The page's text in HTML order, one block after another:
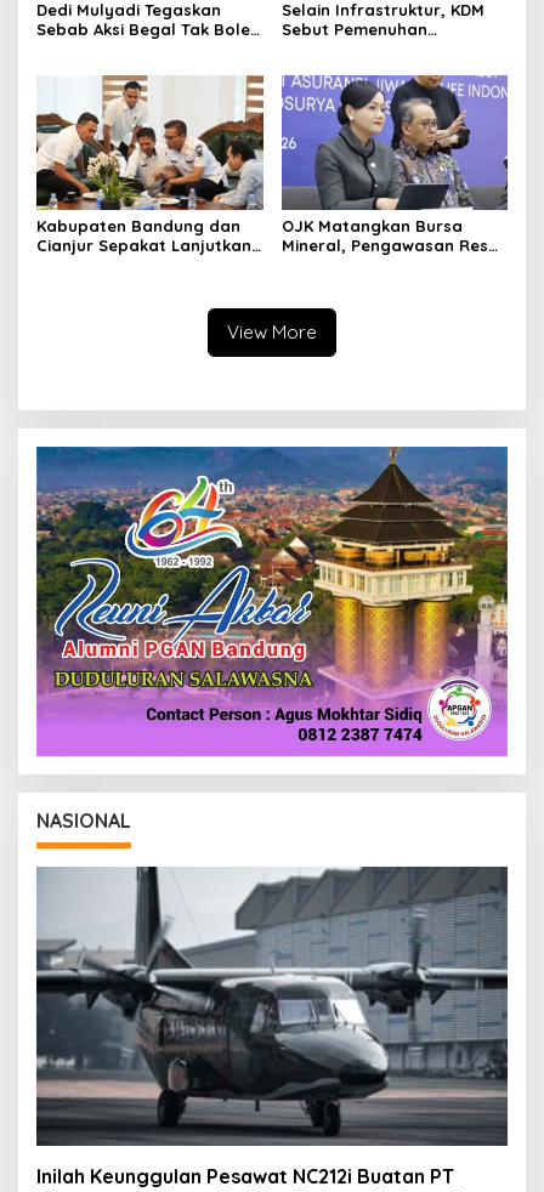
Dedi Mulyadi Tegaskan
Sebab Aksi Begal Tak Boleh
Selain Infrastruktur, KDM
Sebut Pemenuhan
APBD Jabar 2027
Kabupaten Bandung dan
Cianjur Sepakat Lanjutkan
OJK Matangkan Bursa
Mineral, Pengawasan Resmi
View More
NASIONAL
Inilah Keunggulan Pesawat NC212i Buatan PT